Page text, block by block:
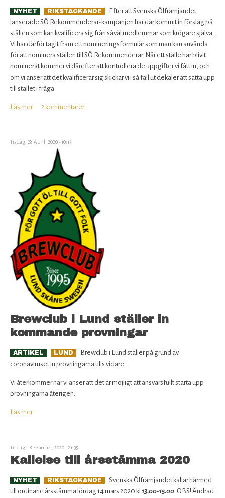
19
NYHET RIKSTÄCKANDE
Efter att Svenska Ölfrämjandet
lanserade SÖ Rekommenderar-kampanjen har där kommit in förslag på
ställen som kan kvalificera sig från såväl medlemmar som krögare själva.
Vi har därför tagit fram ett nomineringsformulär som man kan använda
för att nominera ställen till SÖ Rekommenderar. När ett ställe har blivit
nominerat kommer vi därefter att kontrollera de uppgifter vi fått in, och
om vi anser att det kvalificerar sig skickar vi i så fall ut dekaler att sätta upp
till stället i fråga.
Läs merom
SÖ
Rekommenderar
2 kommentarer
Tisdag, 28 April, 2020 - 10:15
Brewclub i Lund ställer in
kommande provningar
ARTIKEL LUND
Brewclub i Lund ställer på grund av
coronaviruset in provningarna tills vidare.
Vi återkommer när vi anser att det är möjligt att ansvarsfullt starta upp
provningarna återigen.
Läs merom
Lund
ställer
kommande
provningar
Tisdag, 18 Februari, 2020 - 21:35
Kallelse till årsstämma 2020
NYHET RIKSTÄCKANDE
Svenska Ölfrämjandet kallar härmed
till ordinarie årsstämma lördag 14 mars 2020 kl 13.00-15.00 . OBS! Ändrad